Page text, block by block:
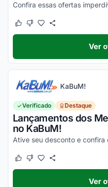
Este cupom funcionou
Este cupom não funcionou
Ver
KaBuM!
Verificado Destaque
Lançamentos dos
no KaBuM!
Este cupom funcionou
Este cupom não funcionou
Ver